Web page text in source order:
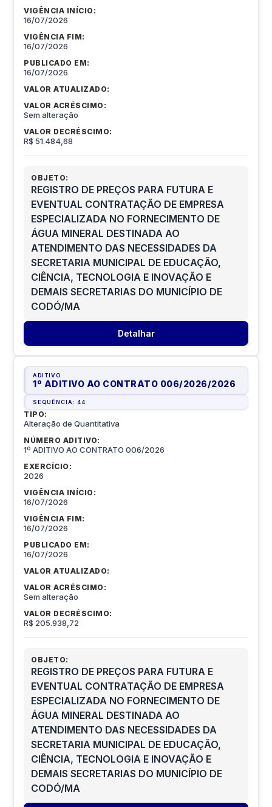
VIGÊNCIA INÍCIO:
16/07/2026
VIGÊNCIA FIM:
16/07/2026
PUBLICADO EM:
16/07/2026
VALOR ATUALIZADO:
VALOR ACRÉSCIMO:
Sem alteração
VALOR DECRÉSCIMO:
R$ 51.484,68
OBJETO:
REGISTRO DE PREÇOS PARA FUTURA E
EVENTUAL CONTRATAÇÃO DE EMPRESA
ESPECIALIZADA NO FORNECIMENTO DE
ÁGUA MINERAL DESTINADA AO
ATENDIMENTO DAS NECESSIDADES DA
SECRETARIA MUNICIPAL DE EDUCAÇÃO,
CIÊNCIA, TECNOLOGIA E INOVAÇÃO E
DEMAIS SECRETARIAS DO MUNICÍPIO DE
CODÓ/MA
Detalhar
ADITIVO
1º ADITIVO AO CONTRATO 006/2026/2026
SEQUÊNCIA:44
TIPO:
Alteração de Quantitativa
NÚMERO ADITIVO:
1º ADITIVO AO CONTRATO 006/2026
EXERCÍCIO:
2026
VIGÊNCIA INÍCIO:
16/07/2026
VIGÊNCIA FIM:
16/07/2026
PUBLICADO EM:
16/07/2026
VALOR ATUALIZADO:
VALOR ACRÉSCIMO:
Sem alteração
VALOR DECRÉSCIMO:
R$ 205.938,72
OBJETO:
REGISTRO DE PREÇOS PARA FUTURA E
EVENTUAL CONTRATAÇÃO DE EMPRESA
ESPECIALIZADA NO FORNECIMENTO DE
ÁGUA MINERAL DESTINADA AO
ATENDIMENTO DAS NECESSIDADES DA
SECRETARIA MUNICIPAL DE EDUCAÇÃO,
CIÊNCIA, TECNOLOGIA E INOVAÇÃO E
DEMAIS SECRETARIAS DO MUNICÍPIO DE
CODÓ/MA